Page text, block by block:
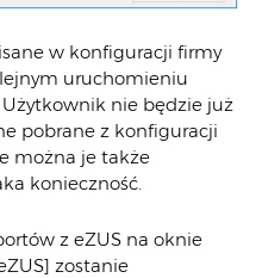
w konfiguracji firmy
uruchomieniu
nie będzie już
pobrane z konfiguracji
można je także
konieczność.
z eZUS na oknie
zostanie